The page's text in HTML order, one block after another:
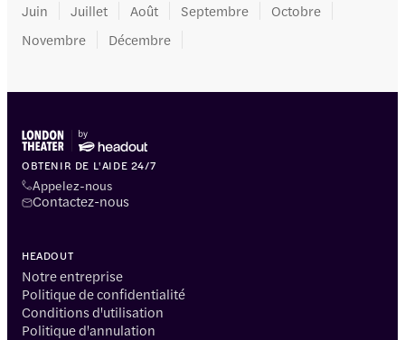
Juin
Juillet Août Septembre
Octobre
Novembre
Décembre
OBTENIR DE L'AIDE 24/7
Appelez-nous
Contactez-nous
HEADOUT
Notre entreprise
Politique de confidentialité
Conditions d'utilisation
Politique d'annulation